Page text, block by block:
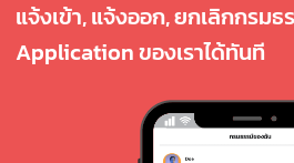
แจ้งเข้า, แจ้งออก, ยกเลิกกรม
Application ของเราได้ทันที